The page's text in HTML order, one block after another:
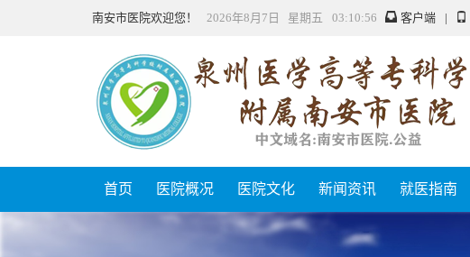
南安市医院欢迎您！ 2026年8月7日 星期五 03:10:56 客户端 |
首页 医院概况 医院文化 新闻资讯 就医指南